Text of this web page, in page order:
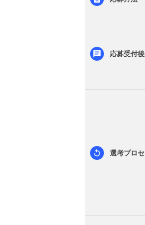
応募受付
選考プロ